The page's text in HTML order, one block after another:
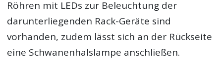
Röhren mit LEDs zur Beleuchtung der
darunterliegenden Rack-Geräte sind
vorhanden, zudem lässt sich an der Rückseite
eine Schwanenhalslampe anschließen.